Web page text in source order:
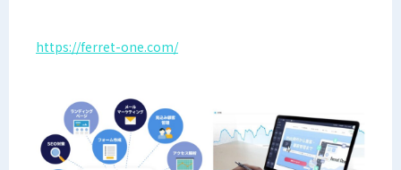
https://ferret-one.com/